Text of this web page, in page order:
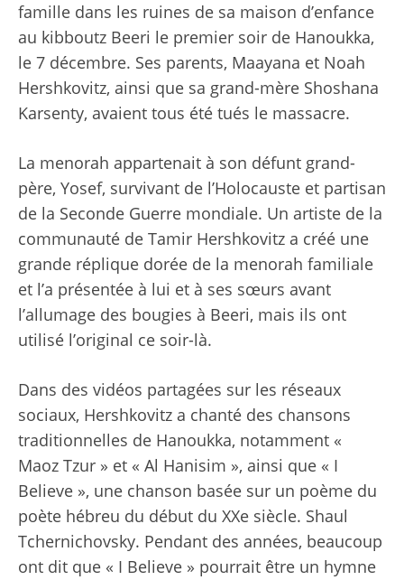
famille dans les ruines de sa maison d’enfance
au kibboutz Beeri le premier soir de Hanoukka,
le 7 décembre. Ses parents, Maayana et Noah
Hershkovitz, ainsi que sa grand-mère Shoshana
Karsenty, avaient tous été tués le massacre.
La menorah appartenait à son défunt grand-
père, Yosef, survivant de l’Holocauste et partisan
de la Seconde Guerre mondiale. Un artiste de la
communauté de Tamir Hershkovitz a créé une
grande réplique dorée de la menorah familiale
et l’a présentée à lui et à ses sœurs avant
l’allumage des bougies à Beeri, mais ils ont
utilisé l’original ce soir-là.
Dans des vidéos partagées sur les réseaux
sociaux, Hershkovitz a chanté des chansons
traditionnelles de Hanoukka, notamment «
Maoz Tzur » et « Al Hanisim », ainsi que « I
Believe », une chanson basée sur un poème du
poète hébreu du début du XXe siècle. Shaul
Tchernichovsky. Pendant des années, beaucoup
ont dit que « I Believe » pourrait être un hymne